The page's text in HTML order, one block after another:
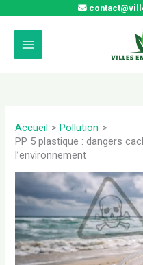
contenu
Accueil
Pollution
PP 5 plastique : dangers
l’environnement